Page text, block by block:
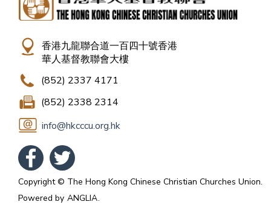
香港九龍聯合道一百四十號香港
華人基督教聯會大樓
(852) 2337 4171
(852) 2338 2314
info@hkcccu.org.hk
Copyright © The Hong Kong Chinese Christian Churches Union.
Powered by ANGLIA.